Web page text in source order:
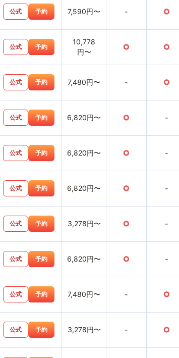
公式 予約 7,590円〜 - ○
公式 予約
10,778
円〜
○ ○
公式 予約 7,480円〜 - ○
公式 予約 6,820円〜 ○ -
公式 予約 6,820円〜 ○ -
公式 予約 6,820円〜 ○ -
公式 予約 3,278円〜 ○ -
公式 予約 6,820円〜 ○ -
公式 予約 7,480円〜 - ○
公式 予約 3,278円〜 - ○